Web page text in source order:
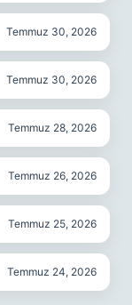
Temmuz 30, 2026
Temmuz 30, 2026
Temmuz 28, 2026
Temmuz 26, 2026
Temmuz 25, 2026
Temmuz 24, 2026